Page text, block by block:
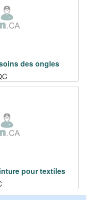
des ongles
pour textiles